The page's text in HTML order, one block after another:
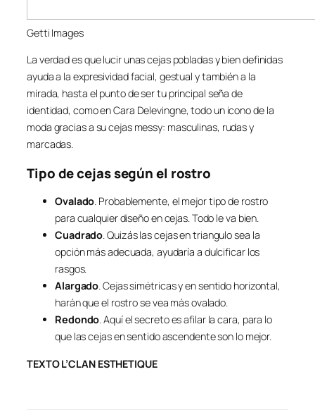
Getti Images
La verdad es que lucir unas cejas pobladas y bien definidas
ayuda a la expresividad facial, gestual y también a la
mirada, hasta el punto de ser tu principal seña de
identidad, como en Cara Delevingne, todo un icono de la
moda gracias a su cejas messy: masculinas, rudas y
marcadas.
Tipo de cejas según el rostro
Ovalado. Probablemente, el mejor tipo de rostro
para cualquier diseño en cejas. Todo le va bien.
Cuadrado. Quizás las cejas en triangulo sea la
opción más adecuada, ayudaría a dulcificar los
rasgos.
Alargado. Cejas simétricas y en sentido horizontal,
harán que el rostro se vea más ovalado.
Redondo. Aquí el secreto es afilar la cara, para lo
que las cejas en sentido ascendente son lo mejor.
TEXTO L’CLAN ESTHETIQUE